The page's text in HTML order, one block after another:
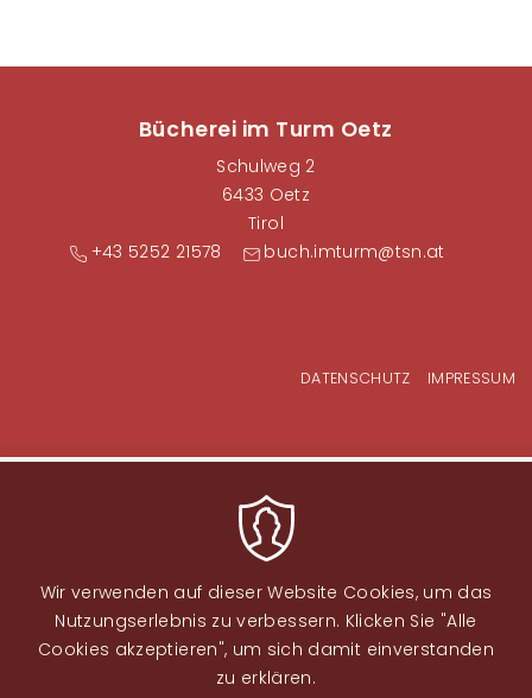
Bücherei im Turm Oetz
Schulweg 2
6433 Oetz
Tirol
+43 5252 21578
buch.imturm@tsn.at
DATENSCHUTZ IMPRESSUM
Wir verwenden auf dieser Website Cookies, um das
Nutzungserlebnis zu verbessern. Klicken Sie "Alle
Cookies akzeptieren", um sich damit einverstanden
zu erklären.